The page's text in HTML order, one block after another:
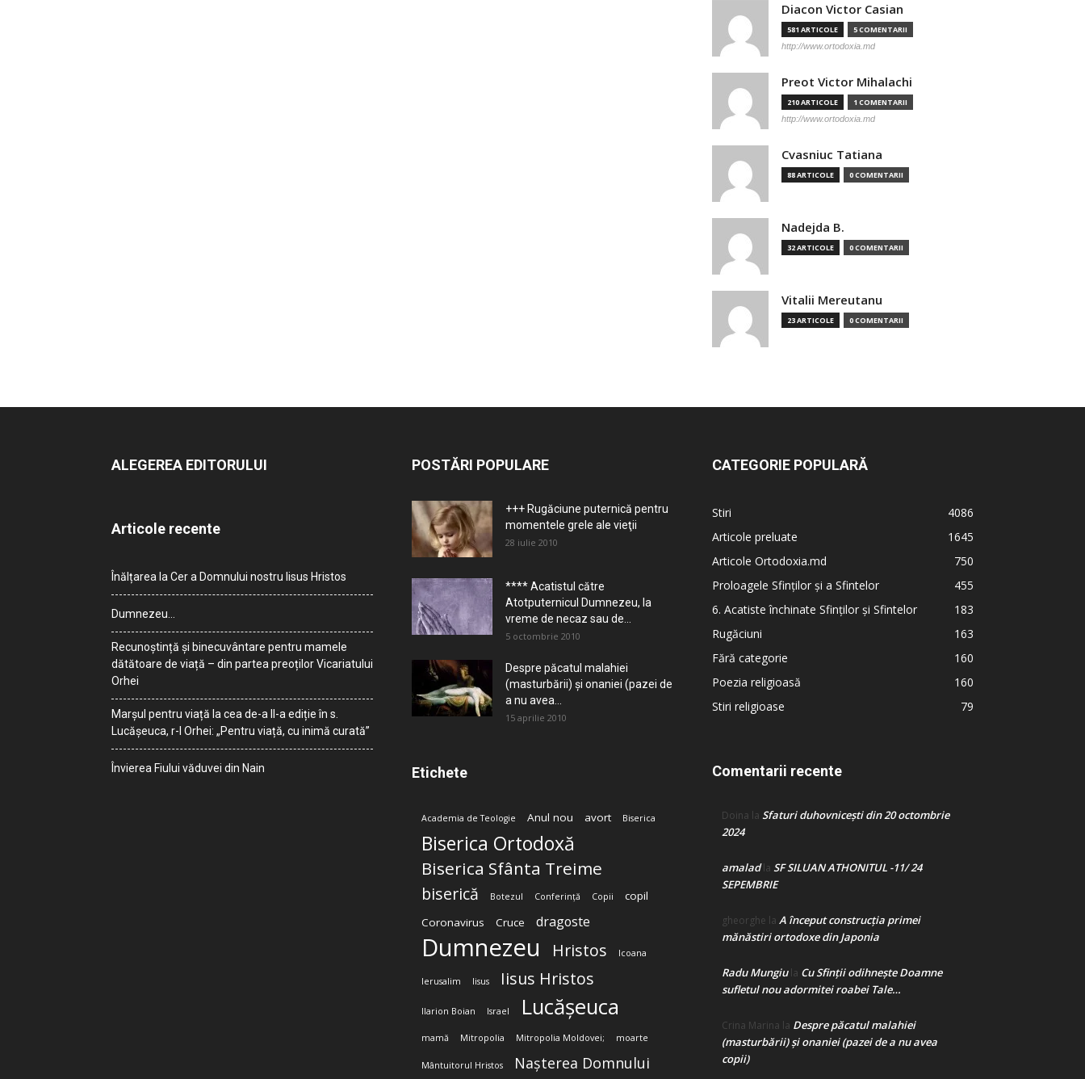
Diacon Victor Casian
581 ARTICOLE 5 COMENTARII
http://www.ortodoxia.md
Preot Victor Mihalachi
210 ARTICOLE 1 COMENTARII
http://www.ortodoxia.md
Cvasniuc Tatiana
88 ARTICOLE 0 COMENTARII
Nadejda B.
32 ARTICOLE 0 COMENTARII
Vitalii Mereutanu
23 ARTICOLE 0 COMENTARII
ALEGEREA EDITORULUI
Articole recente
Înălțarea la Cer a Domnului nostru Iisus Hristos
Dumnezeu…
Recunoștință și binecuvântare pentru mamele
dătătoare de viață – din partea preoților Vicariatului
Orhei
Marșul pentru viață la cea de-a II-a ediție în s.
Lucășeuca, r-l Orhei: „Pentru viață, cu inimă curată”
Învierea Fiului văduvei din Nain
POSTĂRI POPULARE
+++ Rugăciune puternică pentru
momentele grele ale vieţii
28 iulie 2010
**** Acatistul către
Atotputernicul Dumnezeu, la
vreme de necaz sau de...
5 octombrie 2010
Despre păcatul malahiei
(masturbării) şi onaniei (pazei de
a nu avea...
15 aprilie 2010
Etichete
Academia de Teologie Anul nou avort Biserica
Biserica Ortodoxă
Biserica Sfânta Treime
biserică Botezul Conferință Copii
copil
Coronavirus
Cruce dragoste
Dumnezeu Hristos Icoana
Ierusalim Iisus Iisus Hristos
Ilarion Boian Israel Lucășeuca
mamă Mitropolia Mitropolia Moldovei; moarte
Mântuitorul Hristos Nașterea Domnului
CATEGORIE POPULARĂ
Stiri
4086
Articole preluate
1645
Articole Ortodoxia.md
750
Proloagele Sfinților și a Sfintelor
455
6. Acatiste închinate Sfinților și Sfintelor
183
Rugăciuni
163
Fără categorie
160
Poezia religioasă
160
Stiri religioase
79
Comentarii recente
Doina la Sfaturi duhovnicești din 20 octombrie
2024
amaladla SF SILUAN ATHONITUL -11/ 24
SEPEMBRIE
gheorghe la A început construcţia primei
mănăstiri ortodoxe din Japonia
Radu Mungiula Cu Sfinții odihnește Doamne
sufletul nou adormitei roabei Tale…
Crina Marina la Despre păcatul malahiei
(masturbării) şi onaniei (pazei de a nu avea
copii)